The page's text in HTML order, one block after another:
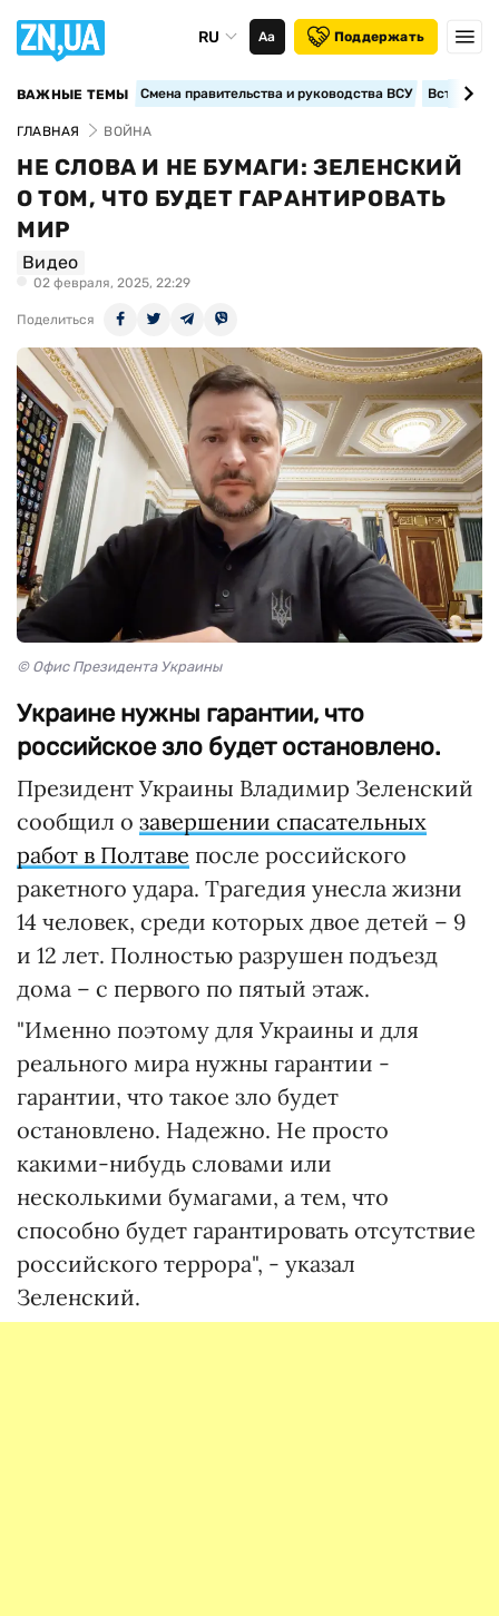
RU Аа Поддержать
ВАЖНЫЕ ТЕМЫ Смена правительства и руководства ВСУ
ГЛАВНАЯ ВОЙНА
НЕ СЛОВА И НЕ БУМАГИ: ЗЕЛЕНСКИЙ
О ТОМ, ЧТО БУДЕТ ГАРАНТИРОВАТЬ
МИР
Видео
02 февраля, 2025, 22:29
Поделиться
© Офис Президента Украины
Украине нужны гарантии, что
российское зло будет остановлено.
Президент Украины Владимир Зеленский
сообщил о завершении спасательных
работ в Полтаве после российского
ракетного удара. Трагедия унесла жизни
14 человек, среди которых двое детей – 9
и 12 лет. Полностью разрушен подъезд
дома – с первого по пятый этаж.
"Именно поэтому для Украины и для
реального мира нужны гарантии -
гарантии, что такое зло будет
остановлено. Надежно. Не просто
какими-нибудь словами или
несколькими бумагами, а тем, что
способно будет гарантировать отсутствие
российского террора", - указал
Зеленский.